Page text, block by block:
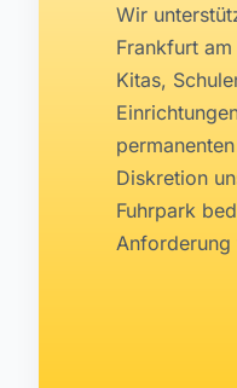
Wir
Frankfurt
Kitas,
Diskretion
Fuhrpark
Anforderung